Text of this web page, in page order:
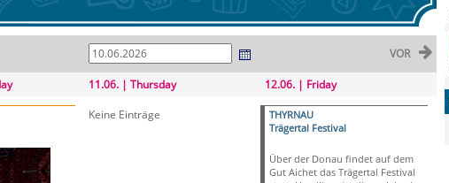
VOR
11.06. | Thursday
Keine Einträge
12.06. | Friday
THYRNAU
Trägertal Festival
Über der Donau findet auf dem
Gut Aichet das Trägertal Festival